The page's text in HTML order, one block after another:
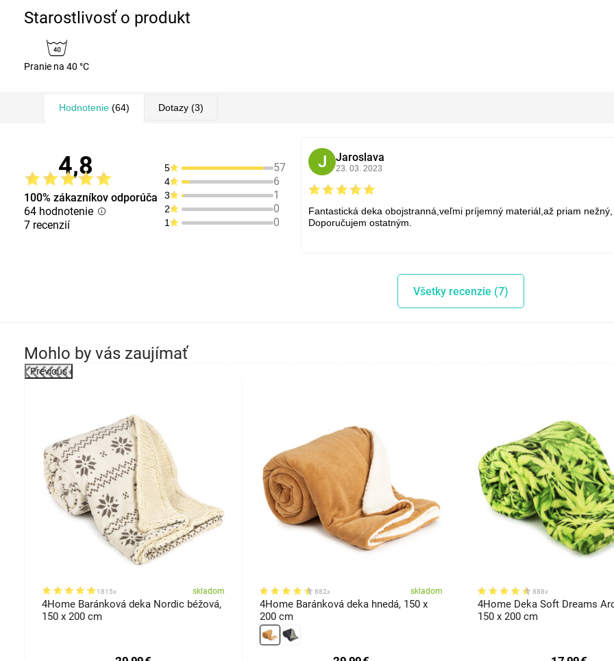
Starostlivosť o produkt
Pranie na 40 °C
Hodnotenie (64) Dotazy (3)
4,8
100% zákazníkov odporúča
64 hodnotenie
7 recenzií
5 57
4 6
3 1
2 0
1 0
J Jaroslava
23. 03. 2023
Fantastická deka obojstranná,veľmi príjemný materiál,až priam
Doporučujem ostatným.
Všetky recenzie (7)
Mohlo by vás zaujímať
Previous
1815x skladom
4Home Baránková deka Nordic béžová,
150 x 200 cm
882x skladom
4Home Baránková deka hnedá, 150 x
200 cm
888x
4Home Deka Soft Dreams
150 x 200 cm